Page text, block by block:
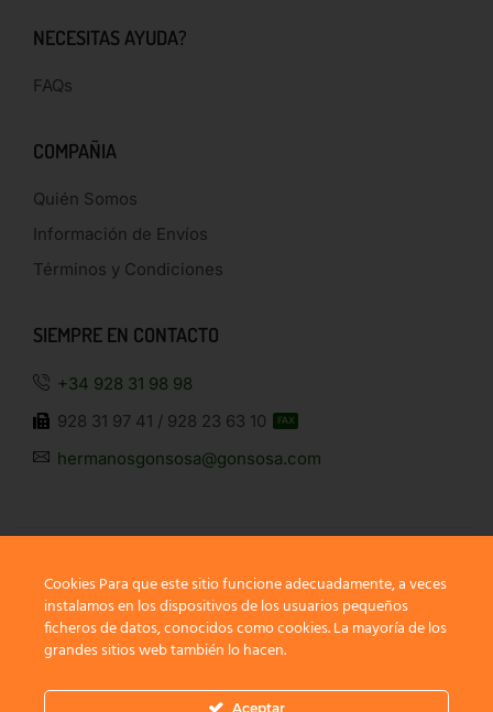
NECESITAS AYUDA?
FAQs
COMPAÑIA
Quién Somos
Información de Envíos
Términos y Condiciones
SIEMPRE EN CONTACTO
+34 928 31 98 98
928 31 97 41 / 928 23 63 10
FAX
hermanosgonsosa@gonsosa.com
SÍGUENOS
Cookies Para que este sitio funcione adecuadamente, a veces
instalamos en los dispositivos de los usuarios pequeños
ficheros de datos, conocidos como cookies. La mayoría de los
grandes sitios web también lo hacen.
Aceptar